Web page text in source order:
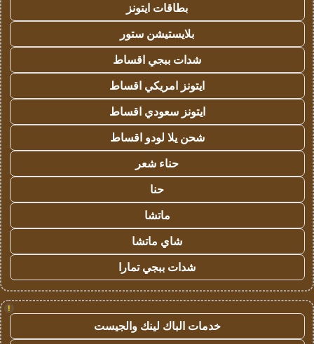
بطاقات ايتونز
بلايستيشن ستور
شدات ببجي اقساط
ايتونز امريكي اقساط
ايتونز سعودي اقساط
شحن يلا لودو اقساط
حناء شعر
حنا
ماتشا
شاي ماتشا
شدات ببجي تمارا
!
خدمات الباك لينك والجيست